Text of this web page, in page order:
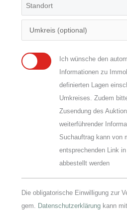
Ich wünsche den
Informationen zu
definierten Lagen
Umkreises. Zudem
Zusendung des
weiterführender
Suchauftrag kann von
entsprechenden Link
abbestellt werden
Die obligatorische Einwilligung zur
gem. Datenschutzerklärung kann